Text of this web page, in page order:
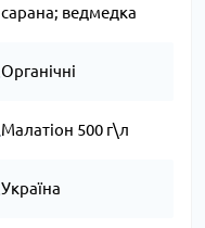
сарана; ведмедка
Органічні
Малатіон 500 г\л
Україна